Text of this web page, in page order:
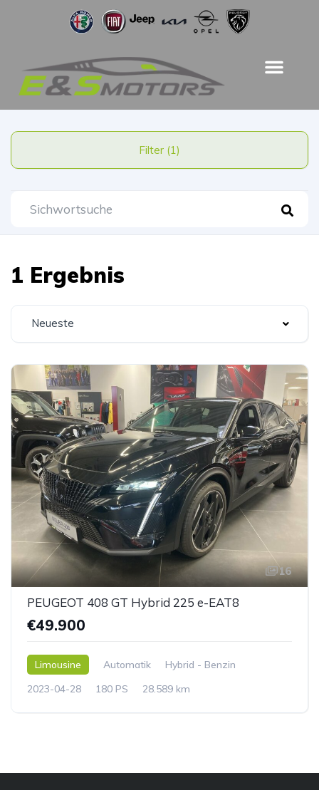
Filter (1)
1 Ergebnis
Neueste
16
PEUGEOT 408 GT Hybrid 225 e-EAT8
€49.900
Limousine Automatik
Hybrid - Benzin
2023-04-28
180 PS 28.589 km